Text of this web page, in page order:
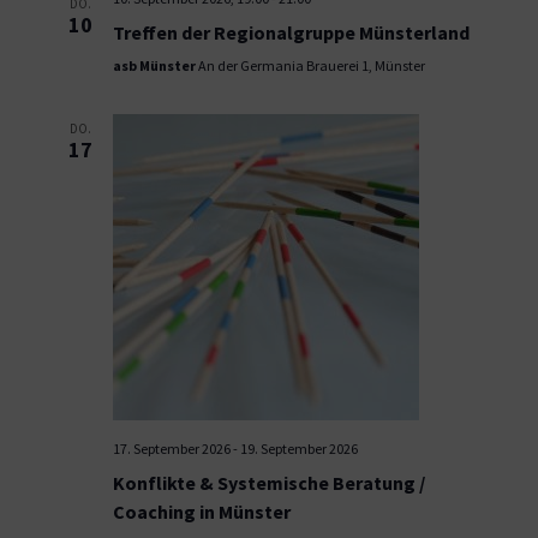
DO.
10 Treffen der Regionalgruppe Münsterland
asb MünsterAn der Germania Brauerei 1, Münster
DO.
17
17. September 2026- 19. September 2026
Konflikte & Systemische Beratung /
Coaching in Münster